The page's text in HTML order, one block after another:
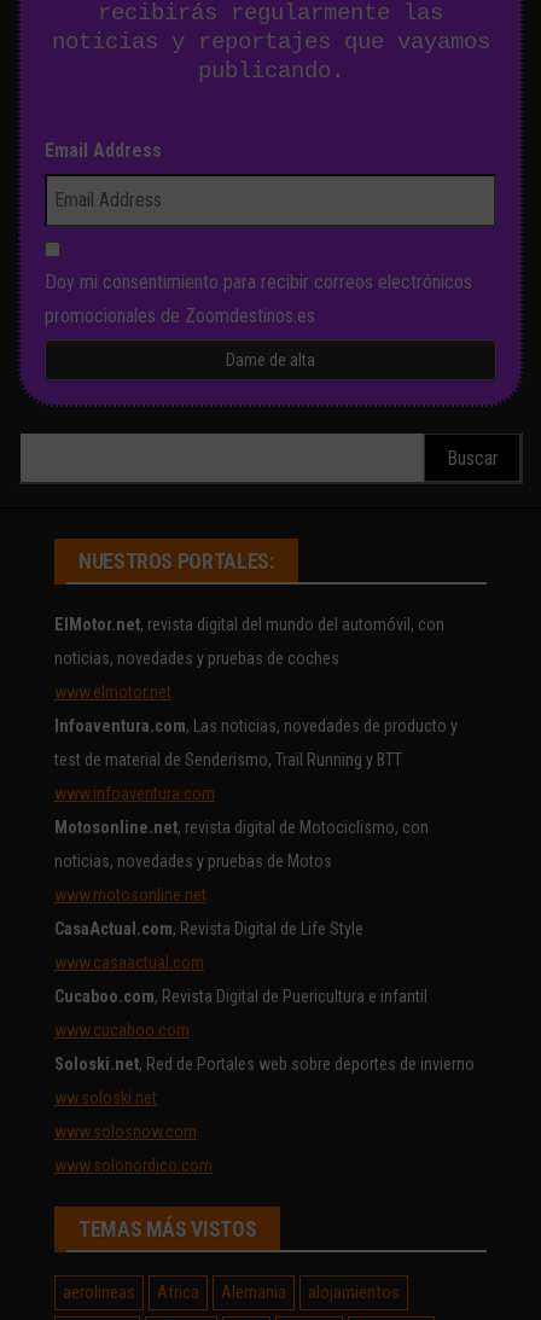
recibirás regularmente las
noticias y reportajes que vayamos
publicando.
Email Address
Doy mi consentimiento para recibir correos electrónicos
promocionales de Zoomdestinos.es
NUESTROS PORTALES:
ElMotor.net, revista digital del mundo del automóvil, con
noticias, novedades y pruebas de coches
www.elmotor.net
Infoaventura.com, Las noticias, novedades de producto y
test de material de Senderismo, Trail Running y BTT
www.infoaventura.com
Motosonline.net, revista digital de Motociclismo, con
noticias, novedades y pruebas de Motos
www.motosonline.net
CasaActual.com, Revista Digital de Life Style
www.casaactual.com
Cucaboo.com, Revista Digital de Puericultura e infantil
www.cucaboo.com
Soloski.net, Red de Portales web sobre deportes de invierno
ww.soloski.net
www.solosnow.com
www.solonordico.com
TEMAS MÁS VISTOS
aerolineas Africa Alemania
alojamientos